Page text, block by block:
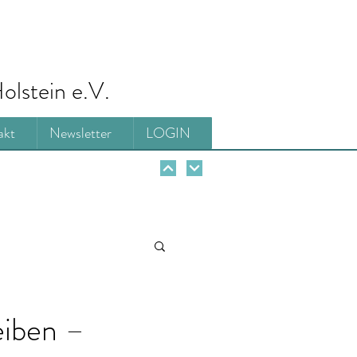
Newsletter LOGIN
e.V.
–